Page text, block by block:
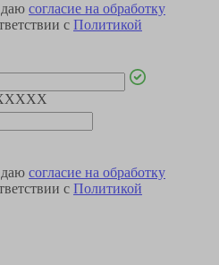
согласие на обработку
с Политикой
согласие на обработку
с Политикой